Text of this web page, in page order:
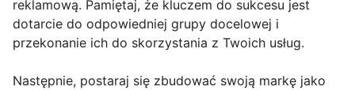
reklamową. Pamiętaj, że kluczem do sukcesu jest
dotarcie do odpowiedniej grupy docelowej i
przekonanie ich do skorzystania z Twoich usług.
Następnie, postaraj się zbudować swoją markę jako